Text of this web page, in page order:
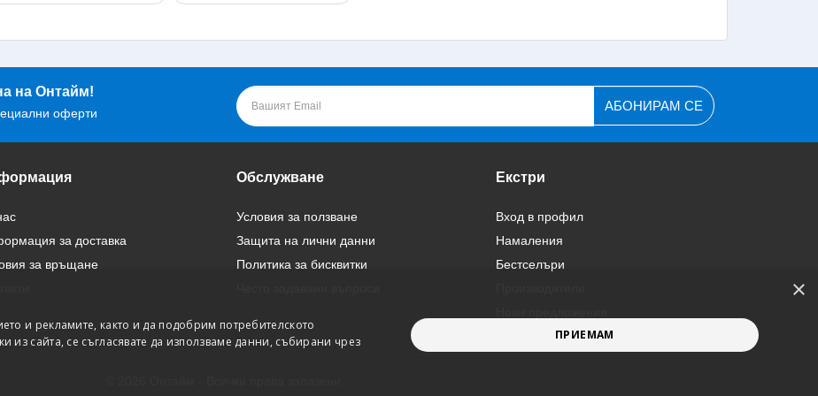
основното си предназначение. Ако мощността е твърде ниска, печката няма да успее да топли ефективно
мощност обикновено е обвързана с големината на повечето готварски печки на дърва и с техните цени, тъй
като по-мощните модели обикновено изискват по-сложна конструкция, по-добри материали и по-голяма ефективност на
горенето. Това обаче не означава, че по-скъпият уред винаги е по-добър – той трябва да бъде избран според
нужди на помещението, което ще се отоплява.
на Онтайм!
оферти
АБОНИРАМ СЕ
за доставка
за връщане
Обслужване
Условия за ползване
Защита на лични данни
Политика за бисквитки
Екстри
Вход в профил
Намаления
Бестселъри
×
и рекламите, както и да подобрим потребителското
сайта, се съгласявате да използваме данни, събирани чрез
ПРИЕМАМ